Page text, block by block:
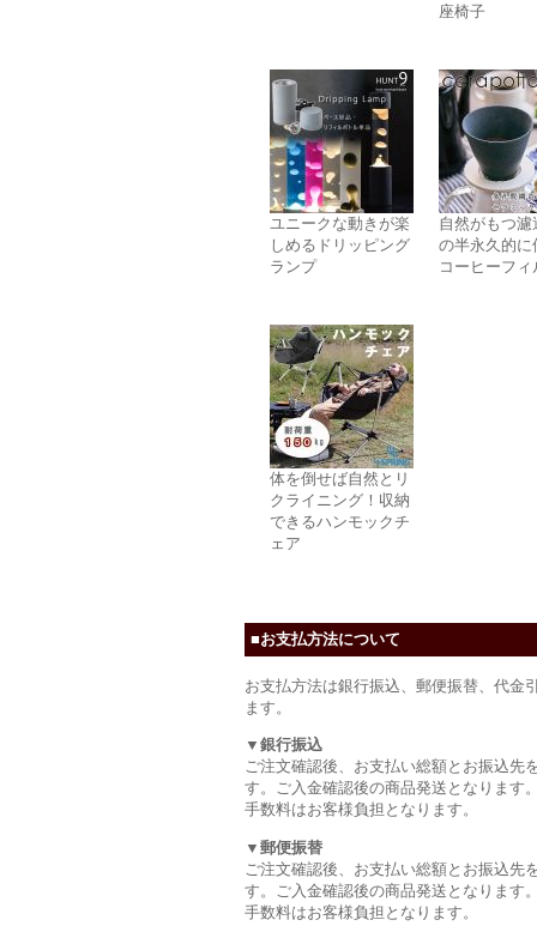
座椅子
ユニークな動きが楽
しめるドリッピング
ランプ
自然がもつ濾
の半永久的に
コーヒーフィ
体を倒せば自然とリ
クライニング！収納
できるハンモックチ
ェア
■お支払方法について
お支払方法は銀行振込、郵便振替、代金
ます。
▼銀行振込
ご注文確認後、お支払い総額とお振込先
す。ご入金確認後の商品発送となります
手数料はお客様負担となります。
▼郵便振替
ご注文確認後、お支払い総額とお振込先
す。ご入金確認後の商品発送となります
手数料はお客様負担となります。